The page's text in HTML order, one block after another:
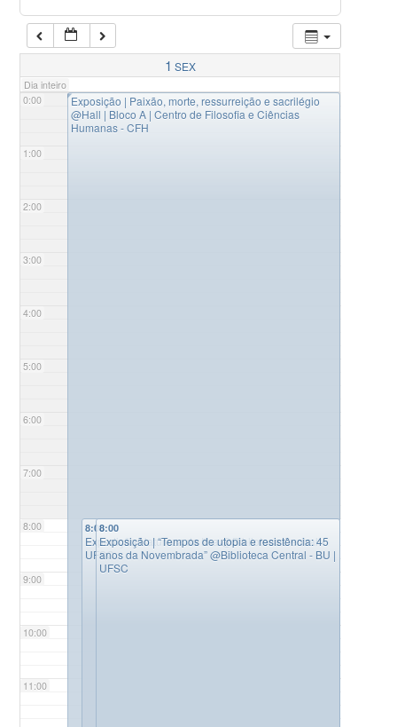
1 SEX
Dia inteiro
0:00
1:00
2:00
3:00
4:00
5:00
6:00
7:00
8:00
9:00
10:00
11:00
◤Exposição | Paixão, morte, ressurreição e sacrilégio
@Hall | Bloco A | Centro de Filosofia e Ciências
Humanas - CFH
8:00
Expedição Natureza da Ilha@Biblioteca Central -
UFSC
8:00
Exposição | “Tempos de utopia e resistência: 45
anos da Novembrada”@Biblioteca Central - BU |
UFSC